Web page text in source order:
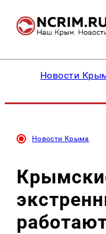
Новости
Новости Крыма